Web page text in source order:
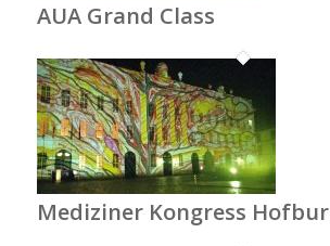
AUA Grand Class
Mediziner Kongress